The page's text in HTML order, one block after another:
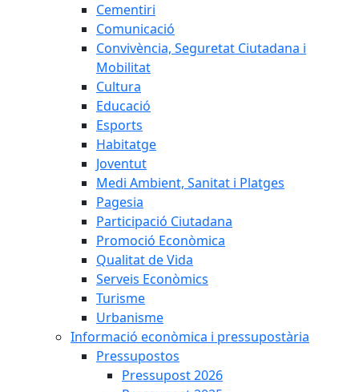
Cementiri
Comunicació
Convivència, Seguretat Ciutadana i
Mobilitat
Cultura
Educació
Esports
Habitatge
Joventut
Medi Ambient, Sanitat i Platges
Pagesia
Participació Ciutadana
Promoció Econòmica
Qualitat de Vida
Serveis Econòmics
Turisme
Urbanisme
Informació econòmica i pressupostària
Pressupostos
Pressupost 2026